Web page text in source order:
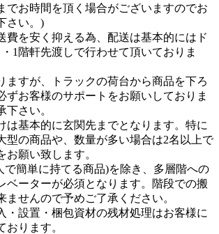
でお時間を頂く場合がございますのでお
さい。)
費を安く抑える為、配送は基本的にはド
1階軒先渡しで行わせて頂いておりま
ますが、トラックの荷台から商品を下ろ
ずお客様のサポートをお願いしておりま
下さい。
は基本的に玄関先までとなります。特に
型の商品や、数量が多い場合は2名以上で
お願い致します。
で簡単に持てる商品)を除き、多層階への
ベーターが必須となります。階段での搬
ませんので予めご了承ください。
・設置・梱包資材の残材処理はお客様に
おります。